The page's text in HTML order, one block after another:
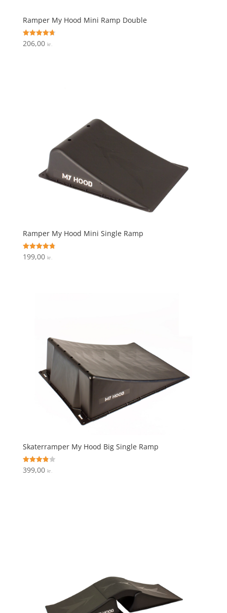
Ramper My Hood Mini Ramp Double
Vurderet
4.7
206,00 kr.
Ramper My Hood Mini Single Ramp
Vurderet
4.8
199,00 kr.
Skaterramper My Hood Big Single Ramp
Vurderet
3.9
399,00 kr.